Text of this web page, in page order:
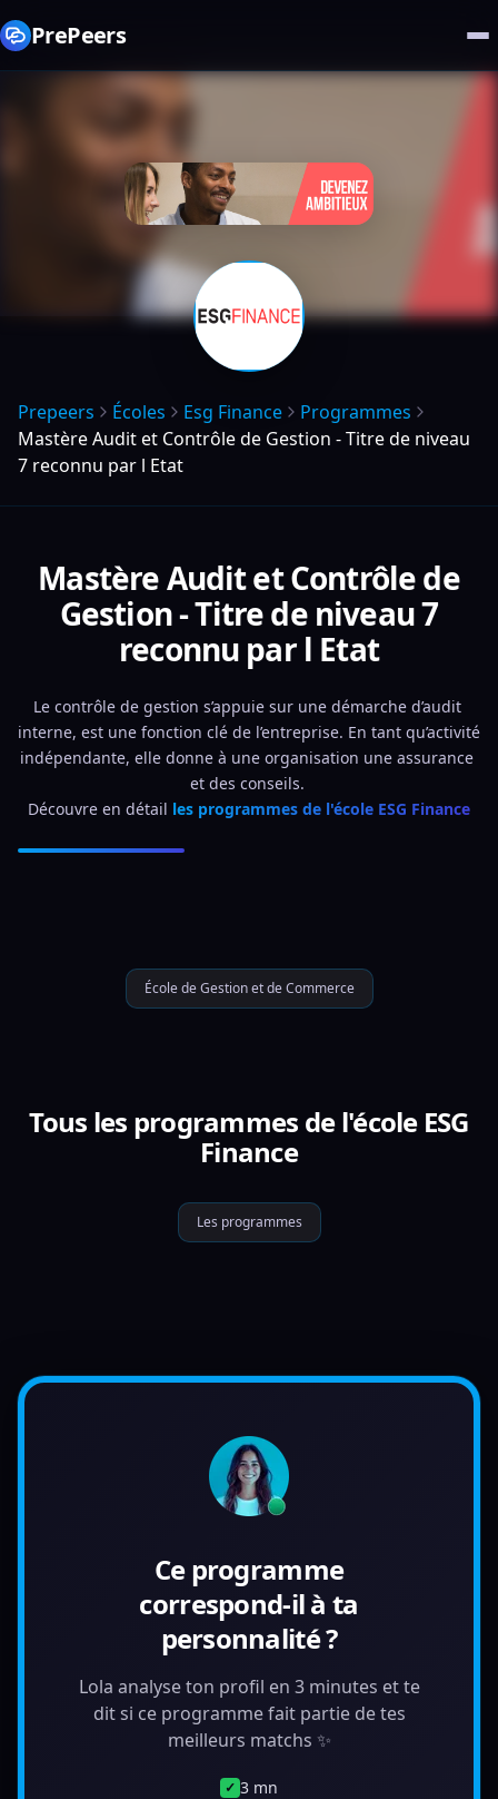
PrePeers
Prepeers Écoles Esg Finance
Programmes
Mastère Audit et Contrôle de Gestion - Titre de niveau
7 reconnu par l Etat
Mastère Audit et Contrôle de
Gestion - Titre de niveau 7
reconnu par l Etat
Le contrôle de gestion s’appuie sur une démarche d’audit
interne, est une fonction clé de l’entreprise. En tant qu’activité
indépendante, elle donne à une organisation une assurance
et des conseils.
Découvre en détail les programmes de l'école ESG Finance
École de Gestion et de Commerce
Tous les programmes de l'école ESG
Finance
Les programmes
Ce programme
correspond-il à ta
personnalité ?
Lola analyse ton profil en 3 minutes et te
dit si ce programme fait partie de tes
meilleurs matchs ✨
✓ 3 mn